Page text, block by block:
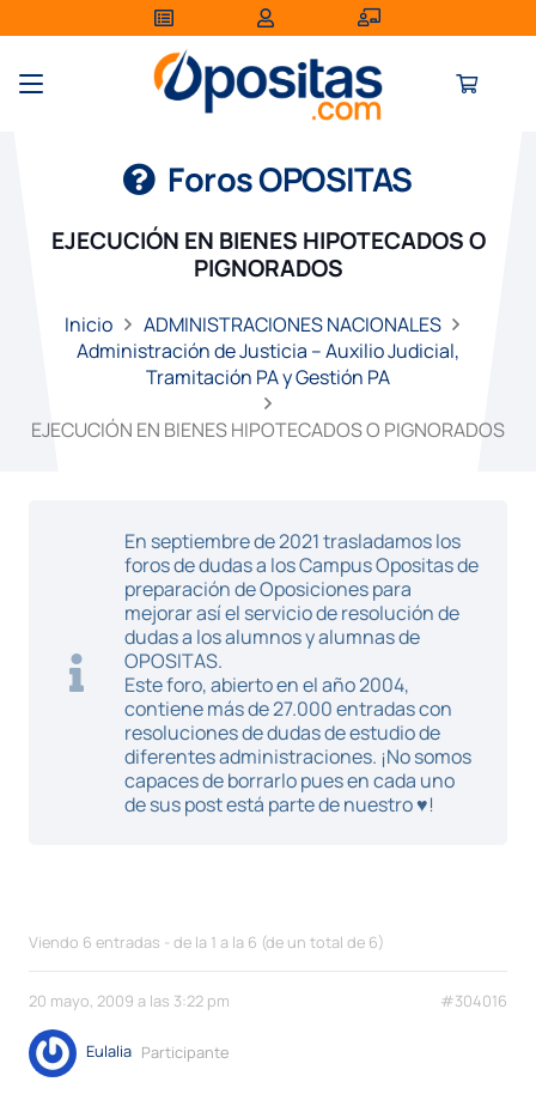
Foros OPOSITAS
EJECUCIÓN EN BIENES HIPOTECADOS O
PIGNORADOS
Inicio
ADMINISTRACIONES NACIONALES
Administración de Justicia – Auxilio Judicial,
Tramitación PA y Gestión PA
EJECUCIÓN EN BIENES HIPOTECADOS O PIGNORADOS
En septiembre de 2021 trasladamos los
foros de dudas a los Campus Opositas de
preparación de Oposiciones para
mejorar así el servicio de resolución de
dudas a los alumnos y alumnas de
OPOSITAS.
Este foro, abierto en el año 2004,
contiene más de 27.000 entradas con
resoluciones de dudas de estudio de
diferentes administraciones. ¡No somos
capaces de borrarlo pues en cada uno
de sus post está parte de nuestro ♥!
Viendo 6 entradas - de la 1 a la 6 (de un total de 6)
20 mayo, 2009 a las 3:22 pm #304016
Eulalia Participante